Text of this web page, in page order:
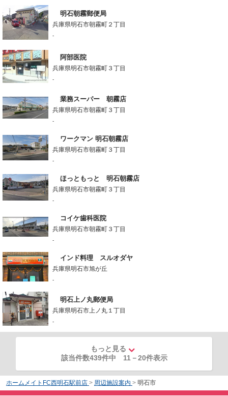
明石朝霧郵便局
兵庫県明石市朝霧町２丁目
-
阿部医院
兵庫県明石市朝霧町３丁目
-
業務スーパー 朝霧店
兵庫県明石市朝霧町３丁目
-
ワークマン 明石朝霧店
兵庫県明石市朝霧町３丁目
-
ほっともっと 明石朝霧店
兵庫県明石市朝霧町３丁目
-
コイケ歯科医院
兵庫県明石市朝霧町３丁目
-
インド料理 スルオダヤ
兵庫県明石市旭が丘
-
明石上ノ丸郵便局
兵庫県明石市上ノ丸１丁目
-
もっと見る
該当件数439件中 11 －20件表示
ホームメイトFC西明石駅前店 > 周辺施設案内 > 明石市